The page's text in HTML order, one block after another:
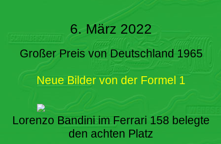
6. März 2022
Großer Preis von Deutschland 1965
Neue Bilder von der Formel 1
Lorenzo Bandini im Ferrari 158 belegte
den achten Platz